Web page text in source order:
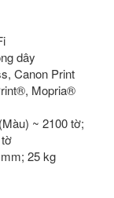
dây
Canon Print
Mopria®
~ 2100 tờ;
25 kg